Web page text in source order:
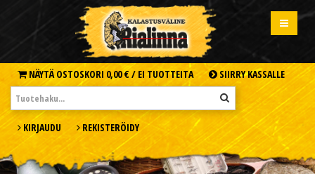
NÄYTÄ OSTOSKORI 0,00 € / EI TUOTTEITA SIIRRY KASSALLE
KIRJAUDU REKISTERÖIDY